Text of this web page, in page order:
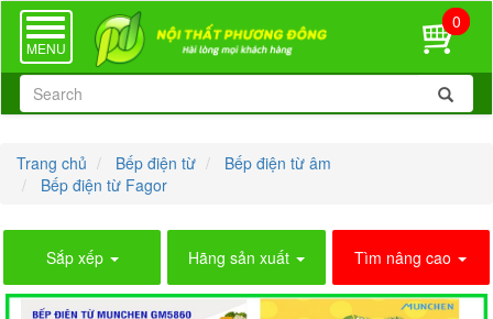
TOGGLE
NAVIGATION
MENU
0
Trang chủ Bếp điện từ
Bếp điện từ âm
Bếp điện từ Fagor
Sắp xếp Hãng sản xuất Tìm nâng cao